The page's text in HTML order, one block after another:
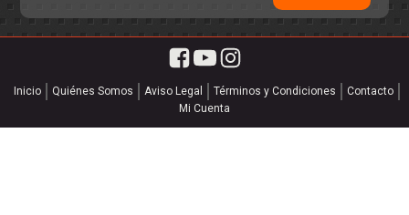
Inicio Quiénes Somos Aviso Legal Términos y Condiciones
Contacto
Mi Cuenta